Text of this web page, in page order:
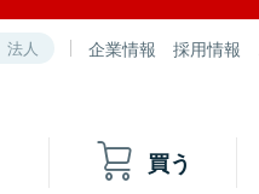
法人 企業情報 採用情報
買う